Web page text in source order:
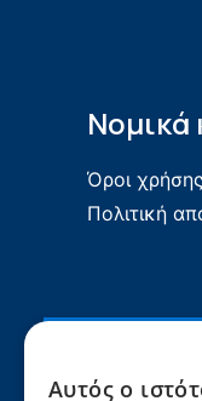
Νομικά
Όροι
Πολιτική
Αυτός ο